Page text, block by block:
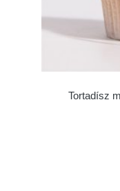
Tortadísz